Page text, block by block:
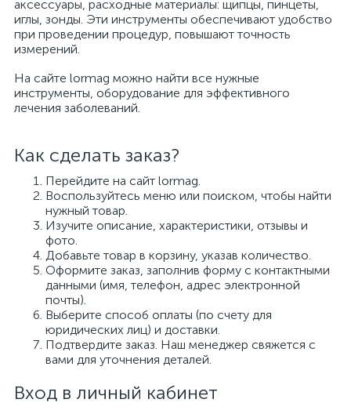
аксессуары, расходные материалы: щипцы, пинцеты,
иглы, зонды. Эти инструменты обеспечивают удобство
при проведении процедур, повышают точность
измерений.
На сайте lormag можно найти все нужные
инструменты, оборудование для эффективного
лечения заболеваний.
Как сделать заказ?
Перейдите на сайт lormag.
Воспользуйтесь меню или поиском, чтобы найти
нужный товар.
Изучите описание, характеристики, отзывы и
фото.
Добавьте товар в корзину, указав количество.
Оформите заказ, заполнив форму с контактными
данными (имя, телефон, адрес электронной
почты).
Выберите способ оплаты (по счету для
юридических лиц) и доставки.
Подтвердите заказ. Наш менеджер свяжется с
вами для уточнения деталей.
Вход в личный кабинет